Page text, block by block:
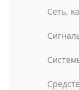
Сеть,